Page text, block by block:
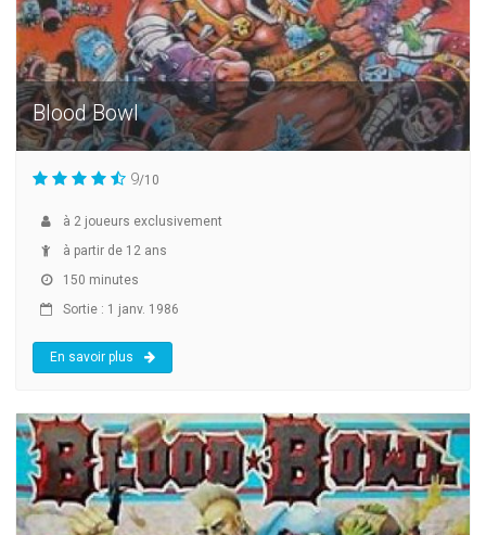
Blood Bowl
9/10
à 2 joueurs exclusivement
à partir de 12 ans
150 minutes
Sortie : 1 janv. 1986
En savoir plus